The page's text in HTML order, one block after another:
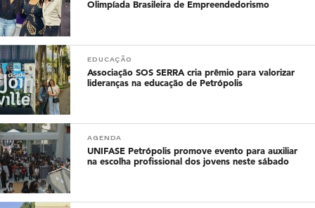
Olimpíada Brasileira de Empreendedorismo
EDUCAÇÃO
Associação SOS SERRA cria prêmio para valorizar
lideranças na educação de Petrópolis
AGENDA
UNIFASE Petrópolis promove evento para auxiliar
na escolha profissional dos jovens neste sábado